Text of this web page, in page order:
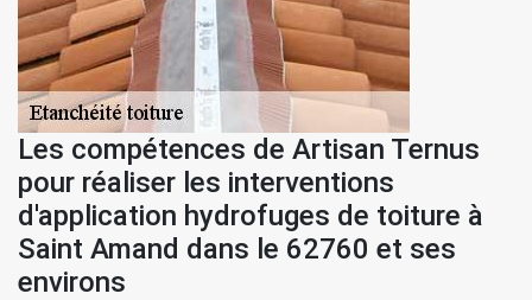
Les compétences de Artisan Ternus
pour réaliser les interventions
d'application hydrofuges de toiture à
Saint Amand dans le 62760 et ses
environs